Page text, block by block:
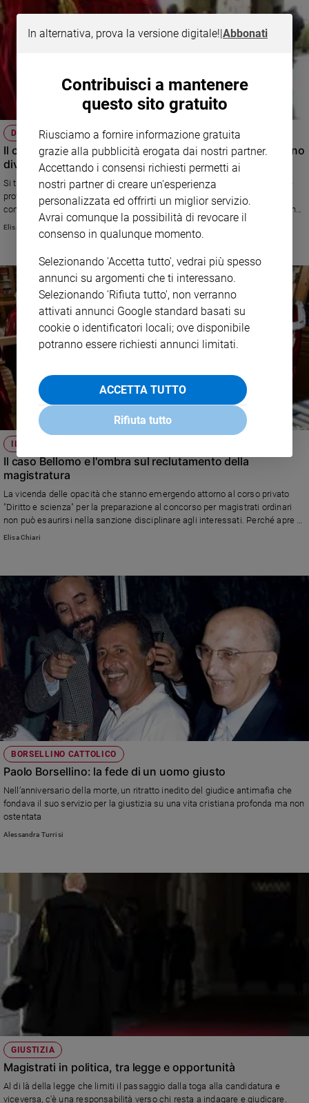
DIBATTITI
Il caso Bellomo e il caso Weistein hanno analogie ma sono
diversi
Si tratta sempre di persone che finiscono sotto ricatto per un'aspirazione
professionale da parte di chi abusa di un potere. La gravità del
comportamento di chi fa pressioni è uguale, ma le conseguenze pubbliche
sono diverse se a subire è un'aspirante attrice o un aspirante magistrato.
Elisa Chiari
IL CORSO SOTTO ACCUSA
Il caso Bellomo e l'ombra sul reclutamento della
magistratura
La vicenda delle opacità che stanno emergendo attorno al corso privato
"Diritto e scienza" per la preparazione al concorso per magistrati ordinari
non può esaurirsi nella sanzione disciplinare agli interessati. Perché apre a
domande che chiamano in causa a fondo l'istituzione intera.
Elisa Chiari
BORSELLINO CATTOLICO
Paolo Borsellino: la fede di un uomo giusto
Nell’anniversario della morte, un ritratto inedito del giudice antimafia che
fondava il suo servizio per la giustizia su una vita cristiana profonda ma non
ostentata
Alessandra Turrisi
GIUSTIZIA
Magistrati in politica, tra legge e opportunità
Al di là della legge che limiti il passaggio dalla toga alla candidatura e
viceversa, c'è una responsabilità verso chi resta a indagare e giudicare.
In alternativa, prova la versione digitale!|Abbonati
Contribuisci a mantenere
questo sito gratuito
Riusciamo a fornire informazione gratuita
grazie alla pubblicità erogata dai nostri partner.
Accettando i consensi richiesti permetti ai
nostri partner di creare un'esperienza
personalizzata ed offrirti un miglior servizio.
Avrai comunque la possibilità di revocare il
consenso in qualunque momento.
Selezionando 'Accetta tutto', vedrai più spesso
annunci su argomenti che ti interessano.
Selezionando 'Rifiuta tutto', non verranno
attivati annunci Google standard basati su
cookie o identificatori locali; ove disponibile
potranno essere richiesti annunci limitati.
ACCETTA TUTTO
Rifiuta tutto